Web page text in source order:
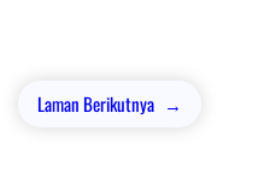
Laman Berikutnya →